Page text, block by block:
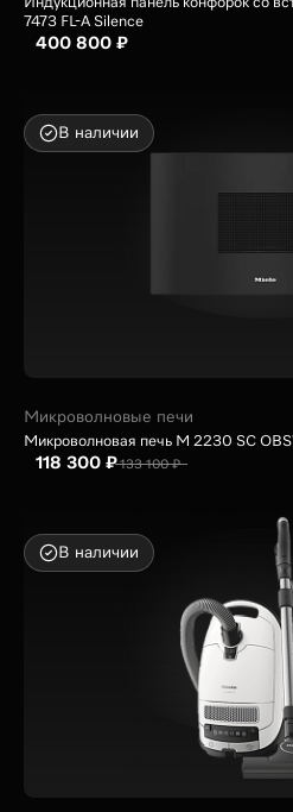
7473 FL-A Silence
400 800 ₽
В наличии
Микроволновые печи
Микроволновая печь M 2230 SC
118 300 ₽133 100 ₽
В наличии